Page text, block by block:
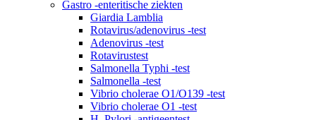
Gastro -enteritische ziekten
Giardia Lamblia
Rotavirus/adenovirus -test
Adenovirus -test
Rotavirustest
Salmonella Typhi -test
Salmonella -test
Vibrio cholerae O1/O139 -test
Vibrio cholerae O1 -test